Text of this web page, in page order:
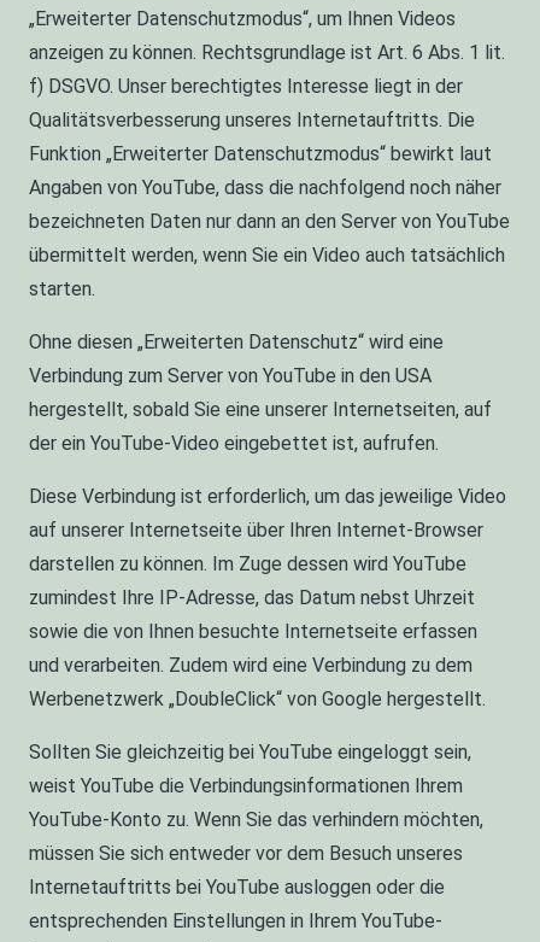
„Erweiterter Datenschutzmodus“, um Ihnen Videos
anzeigen zu können. Rechtsgrundlage ist Art. 6 Abs. 1 lit.
f) DSGVO. Unser berechtigtes Interesse liegt in der
Qualitätsverbesserung unseres Internetauftritts. Die
Funktion „Erweiterter Datenschutzmodus“ bewirkt laut
Angaben von YouTube, dass die nachfolgend noch näher
bezeichneten Daten nur dann an den Server von YouTube
übermittelt werden, wenn Sie ein Video auch tatsächlich
starten.
Ohne diesen „Erweiterten Datenschutz“ wird eine
Verbindung zum Server von YouTube in den USA
hergestellt, sobald Sie eine unserer Internetseiten, auf
der ein YouTube-Video eingebettet ist, aufrufen.
Diese Verbindung ist erforderlich, um das jeweilige Video
auf unserer Internetseite über Ihren Internet-Browser
darstellen zu können. Im Zuge dessen wird YouTube
zumindest Ihre IP-Adresse, das Datum nebst Uhrzeit
sowie die von Ihnen besuchte Internetseite erfassen
und verarbeiten. Zudem wird eine Verbindung zu dem
Werbenetzwerk „DoubleClick“ von Google hergestellt.
Sollten Sie gleichzeitig bei YouTube eingeloggt sein,
weist YouTube die Verbindungsinformationen Ihrem
YouTube-Konto zu. Wenn Sie das verhindern möchten,
müssen Sie sich entweder vor dem Besuch unseres
Internetauftritts bei YouTube ausloggen oder die
entsprechenden Einstellungen in Ihrem YouTube-